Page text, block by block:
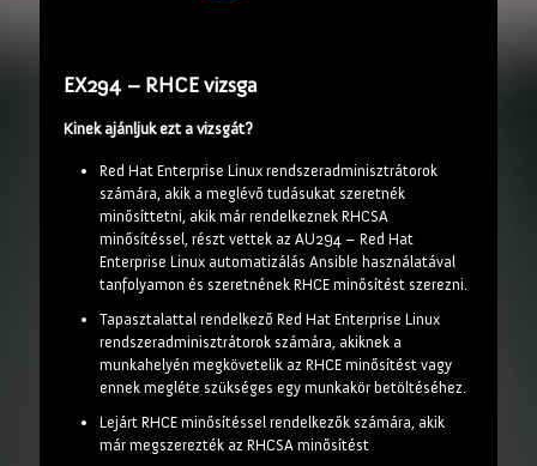
EX294 – RHCE vizsga
Kinek ajánljuk ezt a vizsgát?
Red Hat Enterprise Linux rendszeradminisztrátorok
számára, akik a meglévő tudásukat szeretnék
minősíttetni, akik már rendelkeznek RHCSA
minősítéssel, részt vettek az AU294 – Red Hat
Enterprise Linux automatizálás Ansible használatával
tanfolyamon és szeretnének RHCE minősítést szerezni.
Tapasztalattal rendelkező Red Hat Enterprise Linux
rendszeradminisztrátorok számára, akiknek a
munkahelyén megkövetelik az RHCE minősítést vagy
ennek megléte szükséges egy munkakör betöltéséhez.
Lejárt RHCE minősítéssel rendelkezők számára, akik
már megszerezték az RHCSA minősítést